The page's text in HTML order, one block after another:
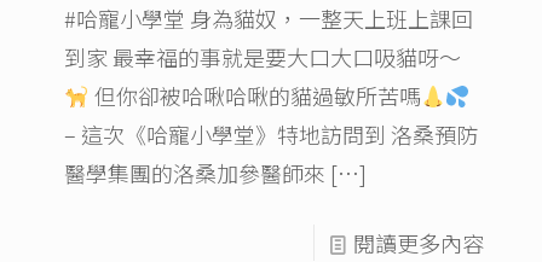
#哈寵小學堂 身為貓奴，一整天上班上課回
到家 最幸福的事就是要大口大口吸貓呀～
但你卻被哈啾哈啾的貓過敏​所苦嗎
– 這次《哈寵小學堂》特地訪問到 洛桑預防
醫學集團的洛桑加參​醫師來 […]
閱讀更多內容